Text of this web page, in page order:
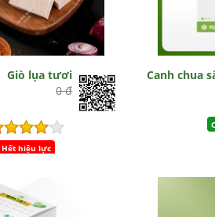
Giò lụa tươi
0 đ
Hết hiệu lực
Canh chua